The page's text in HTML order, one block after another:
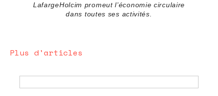
LafargeHolcim promeut l’économie circulaire
dans toutes ses activités.
Plus d'articles